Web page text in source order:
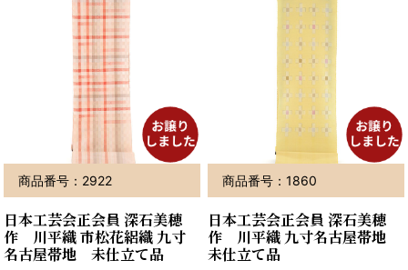
商品番号：2922
日本工芸会正会員 深石美穂
作 川平織 市松花絽織 九寸
名古屋帯地 未仕立て品
商品番号：1860
日本工芸会正会員 深石美穂
作 川平織 九寸名古屋帯地
未仕立て品